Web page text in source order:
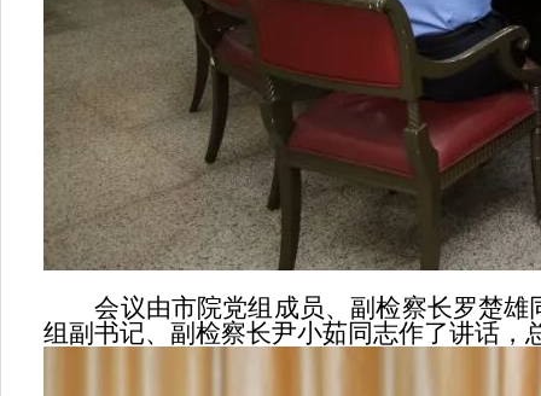
会议由市院党组成员、副检察长罗楚雄
组副书记、副检察长尹小茹同志作了讲话